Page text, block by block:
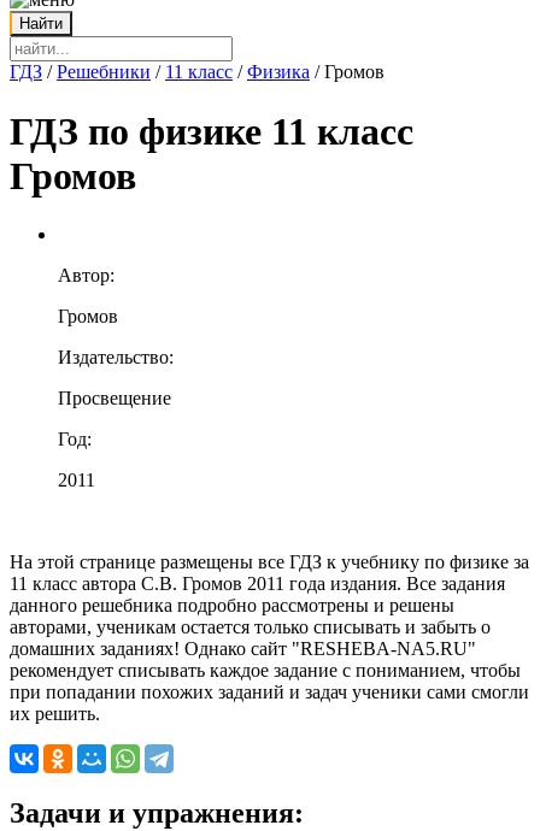
ГДЗ / Решебники / 11 класс / Физика / Громов
ГДЗ по физике 11 класс
Громов
Автор:
Громов
Издательство:
Просвещение
Год:
2011
На этой странице размещены все ГДЗ к учебнику по физике за
11 класс автора С.В. Громов 2011 года издания. Все задания
данного решебника подробно рассмотрены и решены
авторами, ученикам остается только списывать и забыть о
домашних заданиях! Однако сайт "RESHEBA-NA5.RU"
рекомендует списывать каждое задание с пониманием, чтобы
при попадании похожих заданий и задач ученики сами смогли
их решить.
Задачи и упражнения: